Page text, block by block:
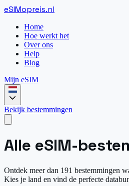
eSIMopreis.nl
Home
Hoe werkt het
Over ons
Help
Blog
Mijn eSIM
Bekijk bestemmingen
Alle eSIM-
Ontdek meer dan 191 bestemmingen
Kies je land en vind de perfecte